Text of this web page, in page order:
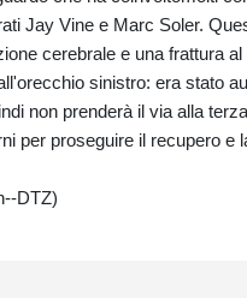
Jay Vine e Marc Soler.
cerebrale e una frattura
sinistro: era stato
non prenderà il via alla
per proseguire il recupero e
DTZ)